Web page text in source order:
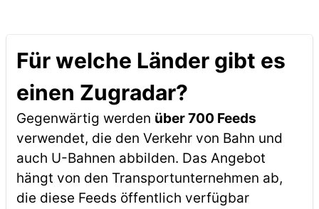
Für welche Länder gibt es
einen Zugradar?
Gegenwärtig werden über 700 Feeds
verwendet, die den Verkehr von Bahn und
auch U-Bahnen abbilden. Das Angebot
hängt von den Transportunternehmen ab,
die diese Feeds öffentlich verfügbar